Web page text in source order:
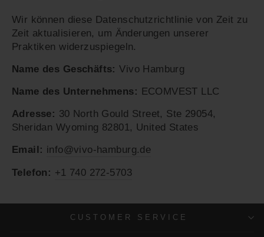
Wir können diese Datenschutzrichtlinie von Zeit zu
Zeit aktualisieren, um Änderungen unserer
Praktiken widerzuspiegeln.
Name des Geschäfts:Vivo Hamburg
Name des Unternehmens: ECOMVEST LLC
Adresse: 30 North Gould Street, Ste 29054,
Sheridan Wyoming 82801, United States
Email: info@vivo-hamburg.de
Telefon: +1 740 272-5703
CUSTOMER SERVICE